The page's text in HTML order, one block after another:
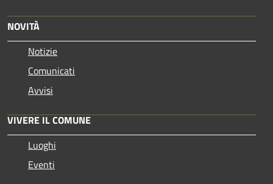
NOVITÀ
Notizie
Comunicati
Avvisi
VIVERE IL COMUNE
Luoghi
Eventi